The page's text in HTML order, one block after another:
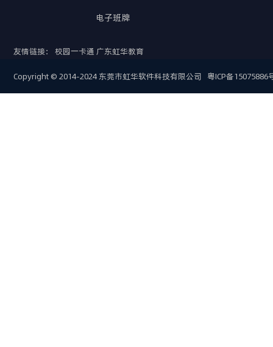
电子班牌
友情链接： 校园一卡通 广东虹华教育
Copyright © 2014-2024 东莞市虹华软件科技有限公司 粤ICP备15075886